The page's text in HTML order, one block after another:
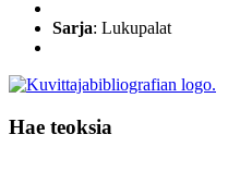
Sarja: Lukupalat
Hae teoksia